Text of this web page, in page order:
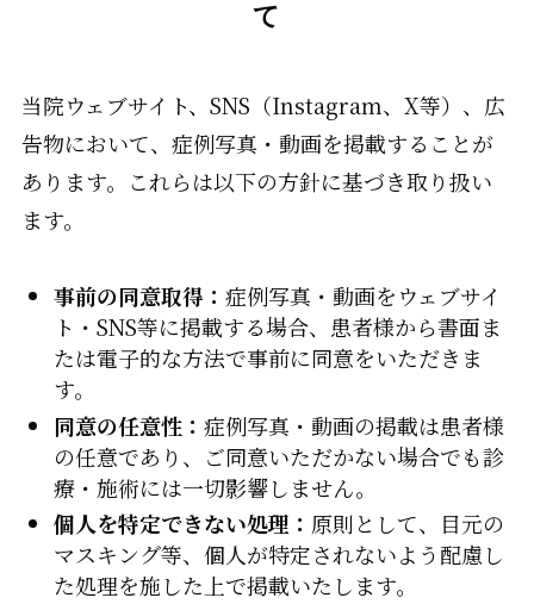
て
当院ウェブサイト、SNS（Instagram、X等）、広
告物において、症例写真・動画を掲載することが
あります。これらは以下の方針に基づき取り扱い
ます。
事前の同意取得： 症例写真・動画をウェブサイ
ト・SNS等に掲載する場合、患者様から書面ま
たは電子的な方法で事前に同意をいただきま
す。
同意の任意性： 症例写真・動画の掲載は患者様
の任意であり、ご同意いただかない場合でも診
療・施術には一切影響しません。
個人を特定できない処理： 原則として、目元の
マスキング等、個人が特定されないよう配慮し
た処理を施した上で掲載いたします。